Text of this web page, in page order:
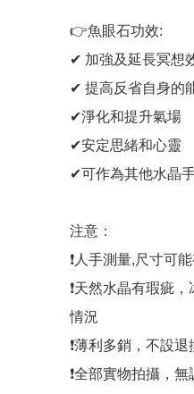
👉魚眼石功效:
✔ 加強及延長冥想
✔ 提高反省自身的
✔淨化和提升氣場
✔安定思緒和心靈
✔可作為其他水晶
注意：
❗人手測量,尺寸可
❗天然水晶有瑕疵
情況
❗薄利多銷，不設退
❗全部實物拍攝，